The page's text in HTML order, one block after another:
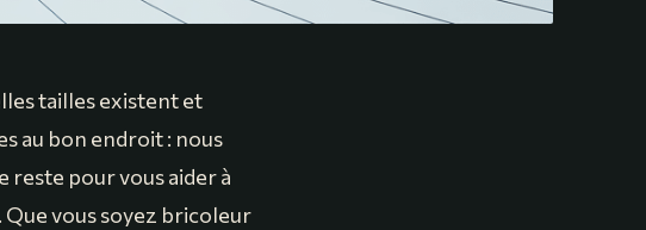
tailles existent et
au bon endroit : nous
reste pour vous aider à
vous soyez bricoleur